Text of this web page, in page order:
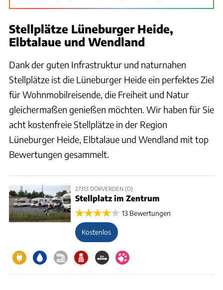
Stellplätze Lüneburger Heide,
Elbtalaue und Wendland
Dank der guten Infrastruktur und naturnahen
Stellplätze ist die Lüneburger Heide ein perfektes Ziel
für Wohnmobilreisende, die Freiheit und Natur
gleichermaßen genießen möchten. Wir haben für Sie
acht kostenfreie Stellplätze in der Region
Lüneburger Heide, Elbtalaue und Wendland mit top
Bewertungen gesammelt.
27313 DÖRVERDEN (D)
Stellplatz im Zentrum
13 Bewertungen
Kostenlos